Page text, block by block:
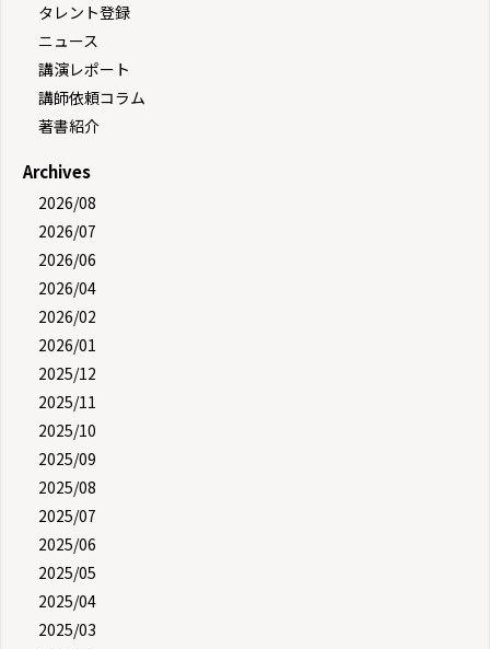
タレント登録
ニュース
講演レポート
講師依頼コラム
著書紹介
Archives
2026/08
2026/07
2026/06
2026/04
2026/02
2026/01
2025/12
2025/11
2025/10
2025/09
2025/08
2025/07
2025/06
2025/05
2025/04
2025/03